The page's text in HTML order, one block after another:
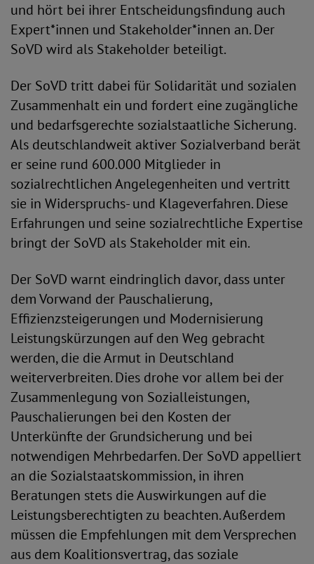
und hört bei ihrer Entscheidungsfindung auch
Expert*innen und Stakeholder*innen an. Der
SoVD wird als Stakeholder beteiligt.
Der SoVD tritt dabei für Solidarität und sozialen
Zusammenhalt ein und fordert eine zugängliche
und bedarfsgerechte sozialstaatliche Sicherung.
Als deutschlandweit aktiver Sozialverband berät
er seine rund 600.000 Mitglieder in
sozialrechtlichen Angelegenheiten und vertritt
sie in Widerspruchs- und Klageverfahren. Diese
Erfahrungen und seine sozialrechtliche Expertise
bringt der SoVD als Stakeholder mit ein.
Der SoVD warnt eindringlich davor, dass unter
dem Vorwand der Pauschalierung,
Effizienzsteigerungen und Modernisierung
Leistungskürzungen auf den Weg gebracht
werden, die die Armut in Deutschland
weiterverbreiten. Dies drohe vor allem bei der
Zusammenlegung von Sozialleistungen,
Pauschalierungen bei den Kosten der
Unterkünfte der Grundsicherung und bei
notwendigen Mehrbedarfen. Der SoVD appelliert
an die Sozialstaatskommission, in ihren
Beratungen stets die Auswirkungen auf die
Leistungsberechtigten zu beachten. Außerdem
müssen die Empfehlungen mit dem Versprechen
aus dem Koalitionsvertrag, das soziale